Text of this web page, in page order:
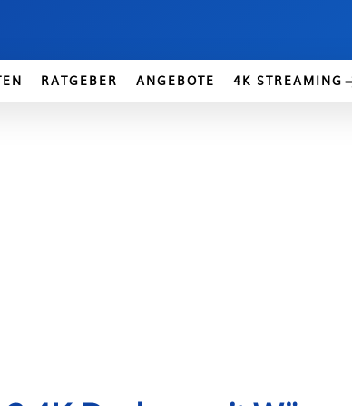
RATGEBER ANGEBOTE 4K STREAMING